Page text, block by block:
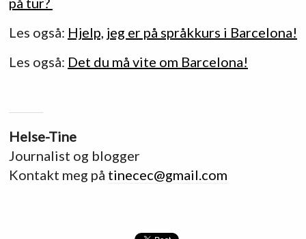
Les også: Hjelp, jeg er på språkkurs i Barcelona!
Les også: Det du må vite om Barcelona!
Helse-Tine
Journalist og blogger
Kontakt meg på tinecec@gmail.com